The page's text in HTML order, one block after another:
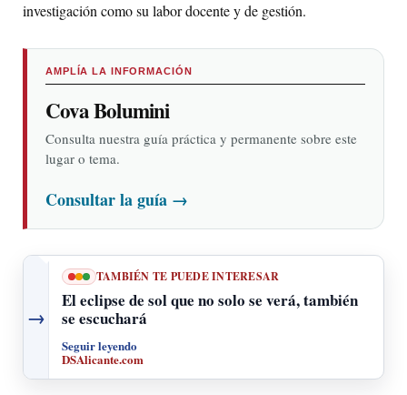
investigación como su labor docente y de gestión.
AMPLÍA LA INFORMACIÓN
Cova Bolumini
Consulta nuestra guía práctica y permanente sobre este
lugar o tema.
Consultar la guía →
→
TAMBIÉN TE PUEDE INTERESAR
El eclipse de sol que no solo se verá, también
se escuchará
Seguir leyendo
DSAlicante.com